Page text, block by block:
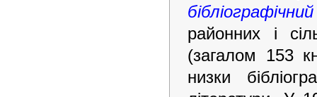
районних і
(загалом 153
низки